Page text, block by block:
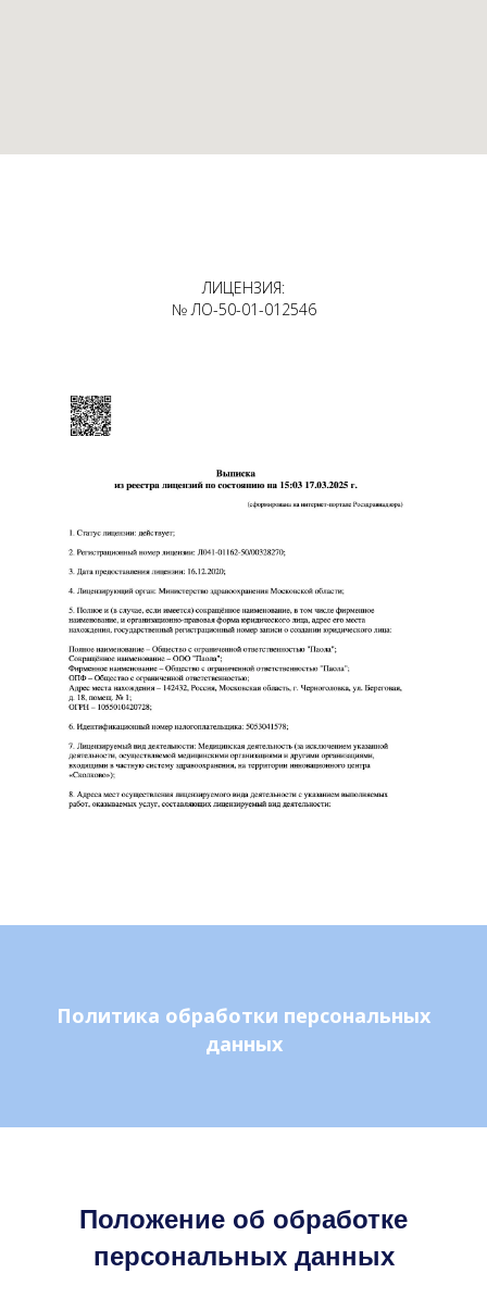
ЛИЦЕНЗИЯ:
№ ЛО-50-01-012546
Политика обработки персональных
данных
Положение об обработке
персональных данных